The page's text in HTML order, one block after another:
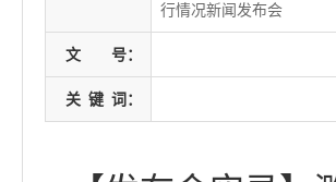
行情况新闻发布会
文 号：
关 键 词：